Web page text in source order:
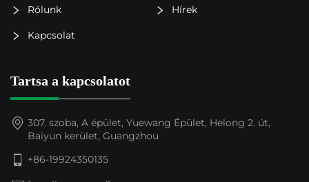
Rólunk Hírek
Kapcsolat
Tartsa a kapcsolatot
307. szoba, A épület, Yuewang Épület, Helong 2. út,
Baiyun kerület, Guangzhou
+86-19924350135